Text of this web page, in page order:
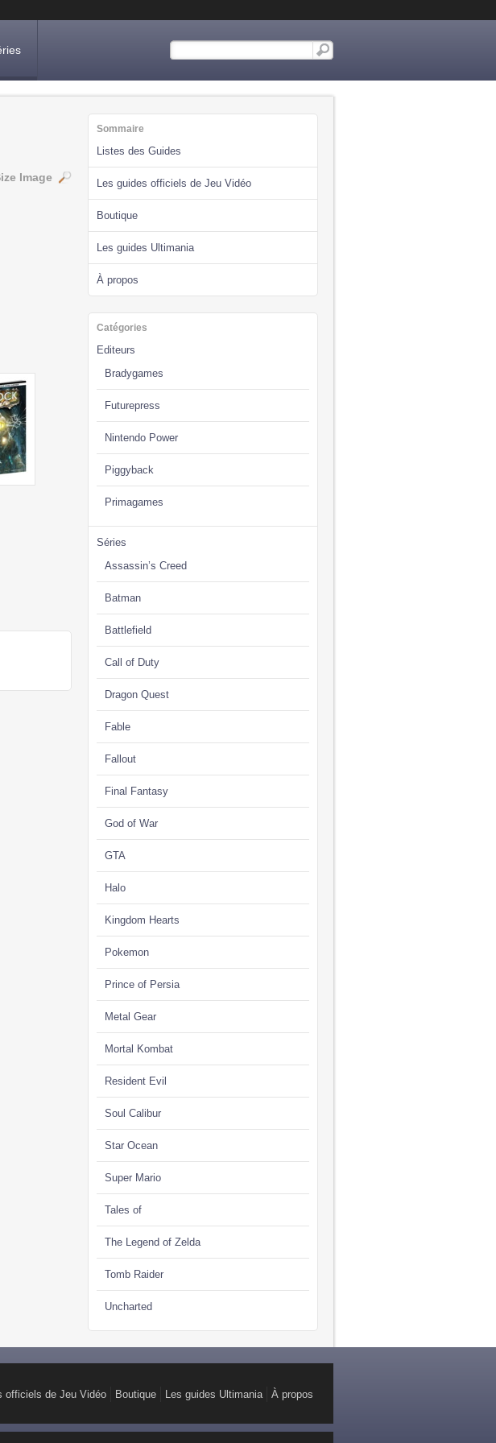
Image
Sommaire
Listes des Guides
Les guides officiels de Jeu Vidéo
Boutique
Les guides Ultimania
À propos
Catégories
Editeurs
Bradygames
Futurepress
Nintendo Power
Piggyback
Primagames
Séries
Assassin’s Creed
Batman
Battlefield
Call of Duty
Dragon Quest
Fable
Fallout
Final Fantasy
God of War
GTA
Halo
Kingdom Hearts
Pokemon
Prince of Persia
Metal Gear
Mortal Kombat
Resident Evil
Soul Calibur
Star Ocean
Super Mario
Tales of
The Legend of Zelda
Tomb Raider
Uncharted
officiels de Jeu Vidéo Boutique Les guides Ultimania À propos